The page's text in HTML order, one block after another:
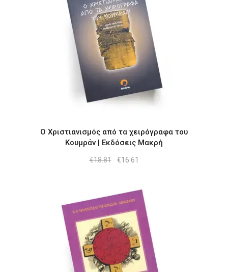
Ο Χριστιανισμός από τα χειρόγραφα του
Κουμράν | Εκδόσεις Μακρή
€18.81
Original
€16.61
€16.61.